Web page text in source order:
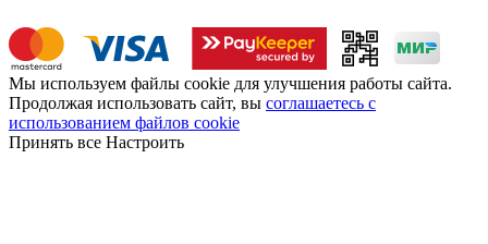
Мы используем файлы cookie для улучшения работы сайта.
Продолжая использовать сайт, вы соглашаетесь с
использованием файлов cookie
Принять все Настроить